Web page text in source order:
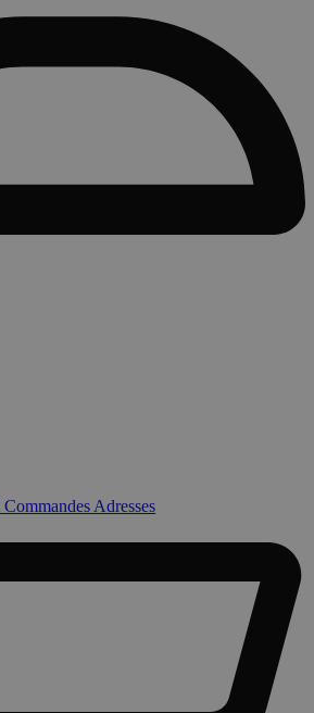
Commandes Adresses